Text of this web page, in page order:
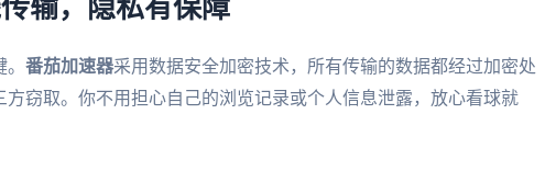
输，隐私有保障
番茄加速器采用数据安全加密技术，所有传输的数据都经过加密处
窃取。你不用担心自己的浏览记录或个人信息泄露，放心看球就